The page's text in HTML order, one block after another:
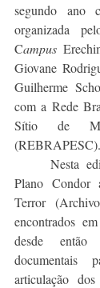
segundo ano
organizada
Campus
Giovane
Guilherme
com a Rede
Sítio de
(REBRAPESC).
	Nesta edição a atividade tratou do
Plano
Terror
encontrados
desde então
documentais
articulação